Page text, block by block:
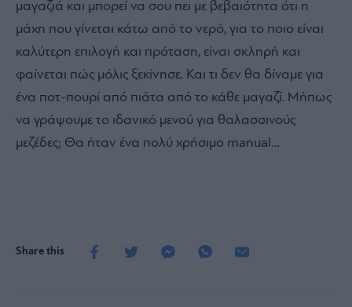
μαγαζιά και μπορεί να σου πει με βεβαιότητα ότι η
μάχη που γίνεται κάτω από το νερό, για το ποιο είναι
καλύτερη επιλογή και πρόταση, είναι σκληρή και
φαίνεται πώς μόλις ξεκίνησε. Και τι δεν θα δίναμε για
ένα ποτ-πουρί από πιάτα από το κάθε μαγαζί. Μήπως
να γράψουμε το ιδανικό μενού για θαλασσινούς
μεζέδες; Θα ήταν ένα πολύ χρήσιμο manual…
Share this